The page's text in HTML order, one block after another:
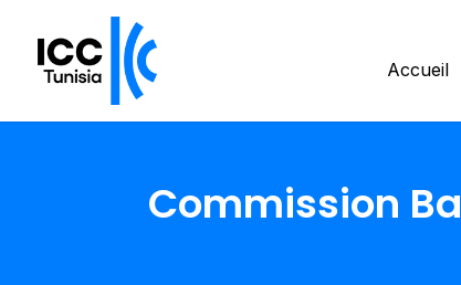
Accueil
Commission